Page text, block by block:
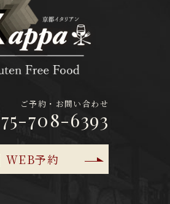
ご予約・お問い合わせ
708-6393
WEB予約